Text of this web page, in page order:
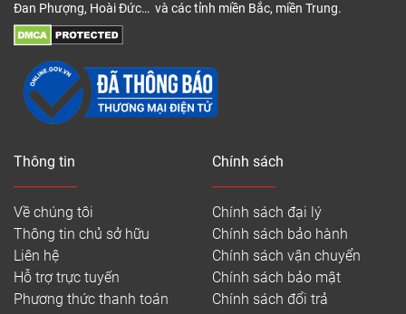
Đan Phượng, Hoài Đức… và các tỉnh miền Bắc, miền Trung.
Thông tin
Về chúng tôi
Thông tin chủ sở hữu
Liên hệ
Hỗ trợ trực tuyến
Phương thức thanh toán
Chính sách
Chính sách đại lý
Chính sách bảo hành
Chính sách vận chuyển
Chính sách bảo mật
Chính sách đổi trả